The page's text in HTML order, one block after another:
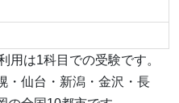
用は1科目での受験です。
・仙台・新潟・金沢・長